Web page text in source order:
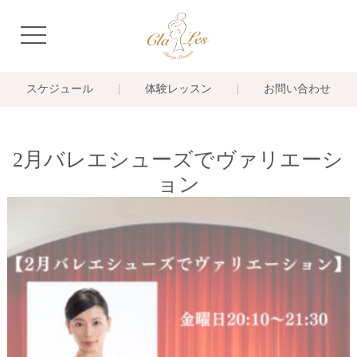
navigation
スケジュール 体験レッスン お問い合わせ
2月バレエシューズでヴァリエーシ
ョン